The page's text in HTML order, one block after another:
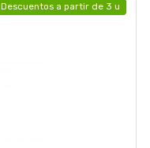
Descuentos a partir de 3 u